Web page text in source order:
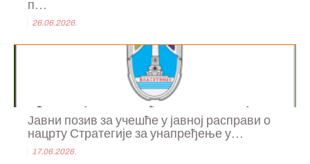
п...
26.06.2026.
Јавни позив за учешће у јавној расправи о
нацрту Стратегије за унапређење у...
17.06.2026.